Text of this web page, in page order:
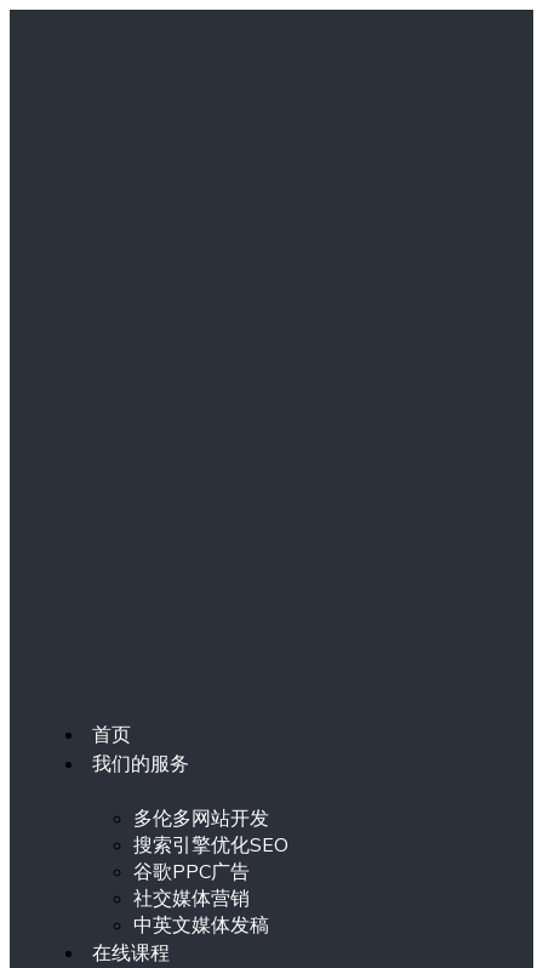
首页
我们的服务
多伦多网站开发
搜索引擎优化SEO
谷歌PPC广告
社交媒体营销
中英文媒体发稿
在线课程